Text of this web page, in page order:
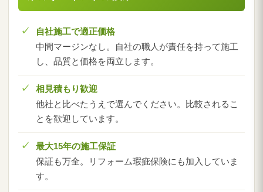
自社施工で適正価格
中間マージンなし。自社の職人が責任を持って施工
し、品質と価格を両立します。
相見積もり歓迎
他社と比べたうえで選んでください。比較されるこ
とを歓迎しています。
最大15年の施工保証
保証も万全。リフォーム瑕疵保険にも加入していま
す。